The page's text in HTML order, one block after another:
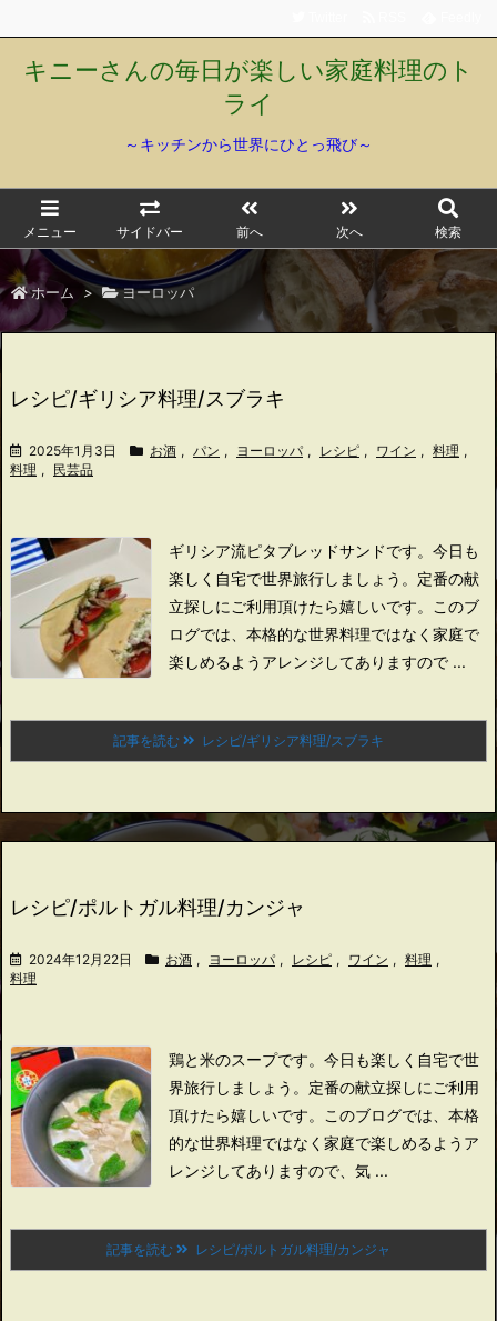
キニーさんの毎日が楽しい家庭料理のト
ライ
～キッチンから世界にひとっ飛び～
メニュー サイドバー 前へ 次へ 検索
ホーム > ヨーロッパ
レシピ/ギリシア料理/スブラキ
2025年1月3日 お酒 , パン , ヨーロッパ , レシピ , ワイン , 料理 ,
料理 , 民芸品
ギリシア流ピタブレッドサンドです。 今日も
楽しく自宅で世界旅行しましょう。 定番の献
立探しにご利用頂けたら嬉しいです。
このブ
ログでは、本格的な世界料理ではなく家庭で
楽しめるようアレンジしてありますので ...
記事を読む レシピ/ギリシア料理/スブラキ
レシピ/ポルトガル料理/カンジャ
2024年12月22日 お酒 , ヨーロッパ , レシピ , ワイン , 料理 ,
料理
鶏と米のスープです。 今日も楽しく自宅で世
界旅行しましょう。 定番の献立探しにご利用
頂けたら嬉しいです。
このブログでは、本格
的な世界料理ではなく家庭で楽しめるようア
レンジしてありますので、 気 ...
記事を読む レシピ/ポルトガル料理/カンジャ